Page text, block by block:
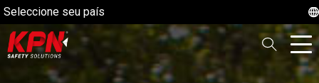
Seleccione seu país